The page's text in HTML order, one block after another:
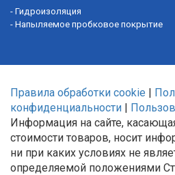
- Гидроизоляция
- Напыляемое пробковое покрытие
Правила обработки cookie |
конфиденциальности |
Информация на сайте,
стоимости товаров, носит
ни при каких условиях не
определяемой положениями